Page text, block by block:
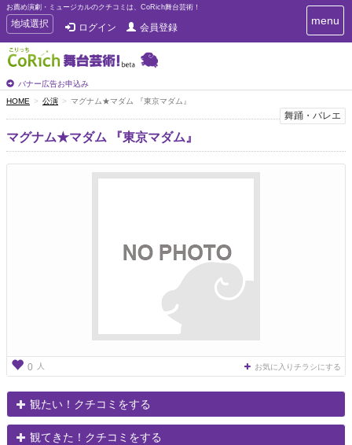
お薦め演劇・ミュージカルのクチコミは、CoRich舞台芸術！
T
o
g
g
e
n
a
i
地域選択 ログイン 会員登録
バナー広告お申込み
T
o
n
i
menu
HOME 公演 マグナム★マダム 『東京マダム』
舞踊・バレエ
マグナム★マダム 『東京マダム』
0 人 お気に入りチラシにする
観たい！クチコミをする
観てきた！クチコミをする